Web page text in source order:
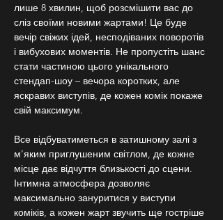
лише 8 хвилин, щоб розсмішити вас до
сліз своїми новими жартами! Це буде
вечір свіжих ідей, несподіваних поворотів
і вибухових моментів. Не пропустіть шанс
стати частиною цього унікального
стендап-шоу – вечора коротких, але
яскравих виступів, де кожен комік покаже
свій максимум.
Все відбуватиметься в затишному залі з
м’яким приглушеним світлом, де кожне
місце дає відчуття близькості до сцени.
Інтимна атмосфера дозволяє
максимально зануритися у виступи
коміків, а кожен жарт звучить ще гостріше